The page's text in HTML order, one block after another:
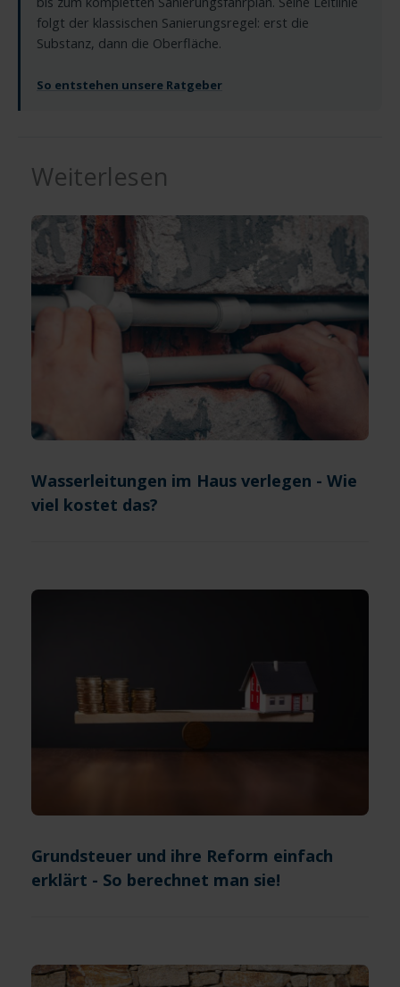
folgt der klassischen Sanierungsregel: erst die
Substanz, dann die Oberfläche.
So entstehen unsere Ratgeber
Weiterlesen
Wasserleitungen im Haus verlegen - Wie
viel kostet das?
Grundsteuer und ihre Reform einfach
erklärt - So berechnet man sie!